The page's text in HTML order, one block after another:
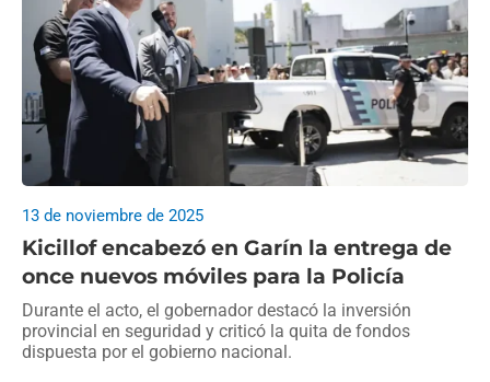
Kicillof encabezó en Garín la entrega de
once nuevos móviles para la Policía
13 de noviembre de 2025
Durante el acto, el gobernador destacó la inversión
provincial en seguridad y criticó la quita de fondos
dispuesta por el gobierno nacional.